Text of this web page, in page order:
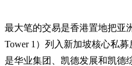
最大笔的交易是香港置地把亚
Tower 1）列入新加坡核心私
是华业集团、凯德发展和凯德